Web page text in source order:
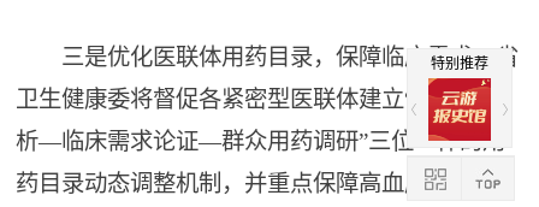
三是优化医联体用药目录，保障临床需求。省
卫生健康委将督促各紧密型医联体建立“疾病谱分
析—临床需求论证—群众用药调研”三位一体的用
药目录动态调整机制，并重点保障高血压、糖尿
特别推荐